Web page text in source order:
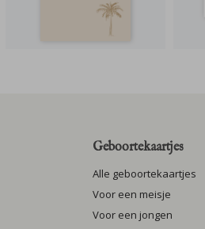
Geboortekaartjes
Alle geboortekaartjes
Voor een meisje
Voor een jongen